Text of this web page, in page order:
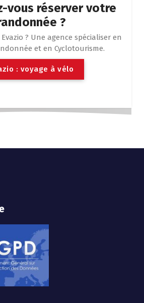
vous réserver votre
?
? Une agence spécialiser en
et en Cyclotourisme.
zio : voyage à vélo